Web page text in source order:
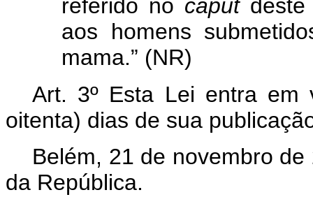
referido no caputdeste
aos homens
mama.” (NR)
Art. 3º Esta Lei entra em
oitenta) dias de sua
Belém, 21 de novembro
da República.